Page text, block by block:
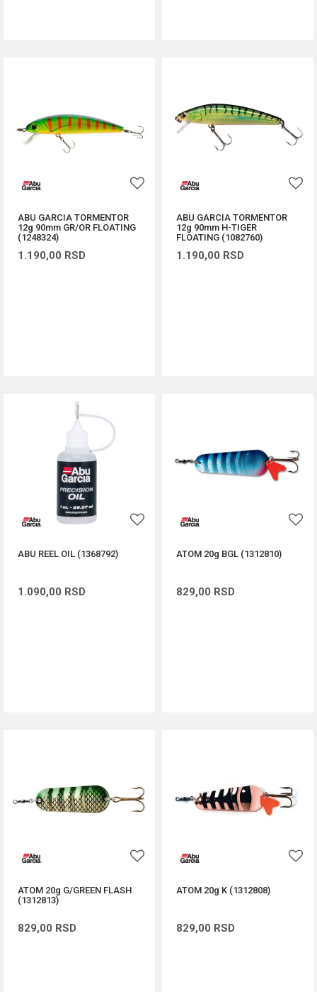
ABU GARCIA TORMENTOR
12g 90mm GR/OR FLOATING
(1248324)
1.190,00 RSD
ABU GARCIA TORMENTOR
12g 90mm H-TIGER
FLOATING (1082760)
1.190,00 RSD
ABU REEL OIL (1368792)
1.090,00 RSD
ATOM 20g BGL (1312810)
829,00 RSD
ATOM 20g G/GREEN FLASH
(1312813)
829,00 RSD
ATOM 20g K (1312808)
829,00 RSD